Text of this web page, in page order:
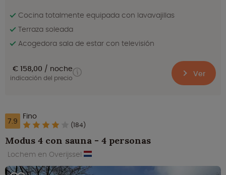
Cocina totalmente equipada con lavavajillas
Terraza soleada
Acogedora sala de estar con televisión
€ 158,00 noche
indicación del precio Ver
7.9 Fino
(184)
Modus 4 con sauna - 4 personas
Lochem en Overijssel